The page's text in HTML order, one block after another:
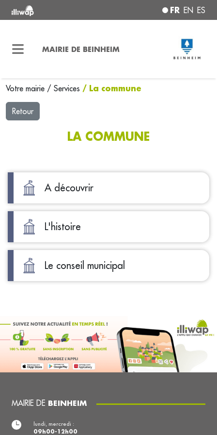
FR EN ES
MAIRIE DE BEINHEIM
Votre mairie / Services / La commune
Retour
LA COMMUNE
A découvrir
L'histoire
Le conseil municipal
MAIRIE DE BEINHEIM
lundi, mercredi :
09h00-12h00